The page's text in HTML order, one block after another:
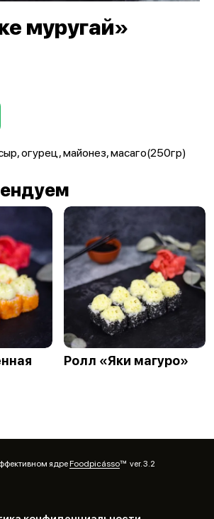
муругай»
огурец, майонез, масаго(250гр)
Ролл «Яки магуро»
ядреFoodpicássover. 3.2